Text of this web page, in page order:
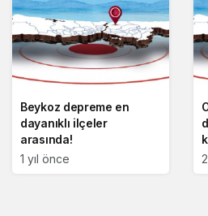
Beykoz depreme en
dayanıklı ilçeler
arasında!
1 yıl önce